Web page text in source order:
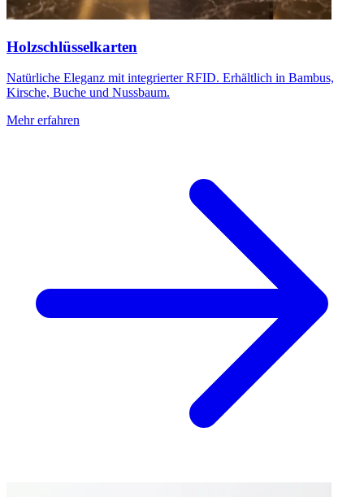
Holzschlüsselkarten
Natürliche Eleganz mit integrierter RFID. Erhältlich in Bambus,
Kirsche, Buche und Nussbaum.
Mehr erfahren